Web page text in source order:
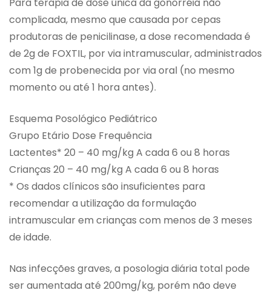
complicada, mesmo que causada por cepas
produtoras de penicilinase, a dose recomendada é
de 2g de FOXTIL, por via intramuscular, administrados
com 1g de probenecida por via oral (no mesmo
momento ou até 1 hora antes).
Esquema Posológico Pediátrico
Grupo Etário Dose Frequência
Lactentes* 20 – 40 mg/kg A cada 6 ou 8 horas
Crianças 20 – 40 mg/kg A cada 6 ou 8 horas
* Os dados clínicos são insuficientes para
recomendar a utilização da formulação
intramuscular em crianças com menos de 3 meses
de idade.
Nas infecções graves, a posologia diária total pode
ser aumentada até 200mg/kg, porém não deve